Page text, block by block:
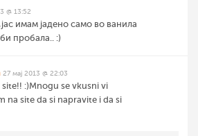
@ 13:52
имам јадено само во ванила
пробала.. :)
27 мај 2013 @ 22:03
site!! :)Mnogu se vkusni vi
na site da si napravite i da si